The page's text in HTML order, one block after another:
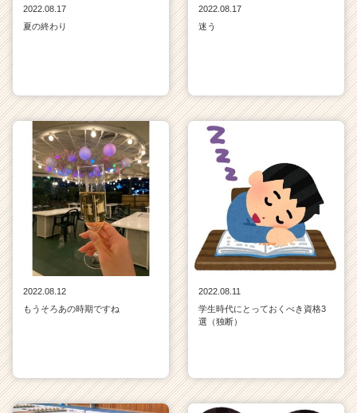
2022.08.17
夏の終わり
2022.08.17
迷う
2022.08.12
もうそろあの時期ですね
2022.08.11
学生時代にとっておくべき資格3
選（独断）